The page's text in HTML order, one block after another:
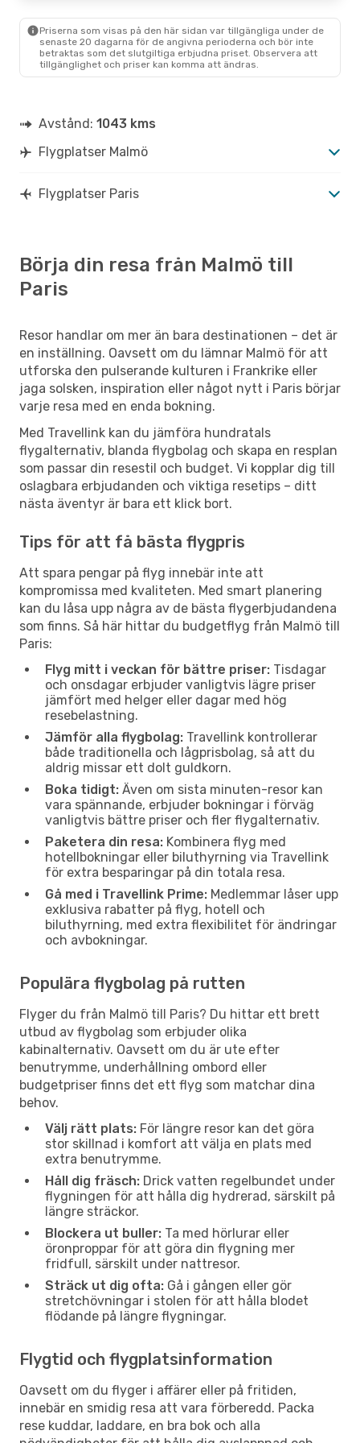
Tors 13 Aug.- Tors 20 Aug.
Scandinavian Airlines
1 Mellanlandning
MMA- PAR
- MMA
Priserna som visas på den här sidan var tillgängliga under de
senaste 20 dagarna för de angivna perioderna och bör inte
betraktas som det slutgiltiga erbjudna priset. Observera att
tillgänglighet och priser kan komma att ändras.
Avstånd: 1043 kms
Flygplatser Malmö
Flygplatser Paris
Börja din resa från Malmö till
Paris
Resor handlar om mer än bara destinationen – det är
en inställning. Oavsett om du lämnar Malmö för att
utforska den pulserande kulturen i Frankrike eller
jaga solsken, inspiration eller något nytt i Paris börjar
varje resa med en enda bokning.
Med Travellink kan du jämföra hundratals
flygalternativ, blanda flygbolag och skapa en resplan
som passar din resestil och budget. Vi kopplar dig till
oslagbara erbjudanden och viktiga resetips – ditt
nästa äventyr är bara ett klick bort.
Tips för att få bästa flygpris
Att spara pengar på flyg innebär inte att
kompromissa med kvaliteten. Med smart planering
kan du låsa upp några av de bästa flygerbjudandena
som finns. Så här hittar du budgetflyg från Malmö till
Paris:
Flyg mitt i veckan för bättre priser: Tisdagar
och onsdagar erbjuder vanligtvis lägre priser
jämfört med helger eller dagar med hög
resebelastning.
Jämför alla flygbolag: Travellink kontrollerar
både traditionella och lågprisbolag, så att du
aldrig missar ett dolt guldkorn.
Boka tidigt: Även om sista minuten-resor kan
vara spännande, erbjuder bokningar i förväg
vanligtvis bättre priser och fler flygalternativ.
Paketera din resa: Kombinera flyg med
hotellbokningar eller biluthyrning via Travellink
för extra besparingar på din totala resa.
Gå med i Travellink Prime: Medlemmar låser upp
exklusiva rabatter på flyg, hotell och
biluthyrning, med extra flexibilitet för ändringar
och avbokningar.
Populära flygbolag på rutten
Flyger du från Malmö till Paris? Du hittar ett brett
utbud av flygbolag som erbjuder olika
kabinalternativ. Oavsett om du är ute efter
benutrymme, underhållning ombord eller
budgetpriser finns det ett flyg som matchar dina
behov.
Välj rätt plats: För längre resor kan det göra
stor skillnad i komfort att välja en plats med
extra benutrymme.
Håll dig fräsch: Drick vatten regelbundet under
flygningen för att hålla dig hydrerad, särskilt på
längre sträckor.
Blockera ut buller: Ta med hörlurar eller
öronproppar för att göra din flygning mer
fridfull, särskilt under nattresor.
Sträck ut dig ofta: Gå i gången eller gör
stretchövningar i stolen för att hålla blodet
flödande på längre flygningar.
Flygtid och flygplatsinformation
Oavsett om du flyger i affärer eller på fritiden,
innebär en smidig resa att vara förberedd. Packa
rese kuddar, laddare, en bra bok och alla